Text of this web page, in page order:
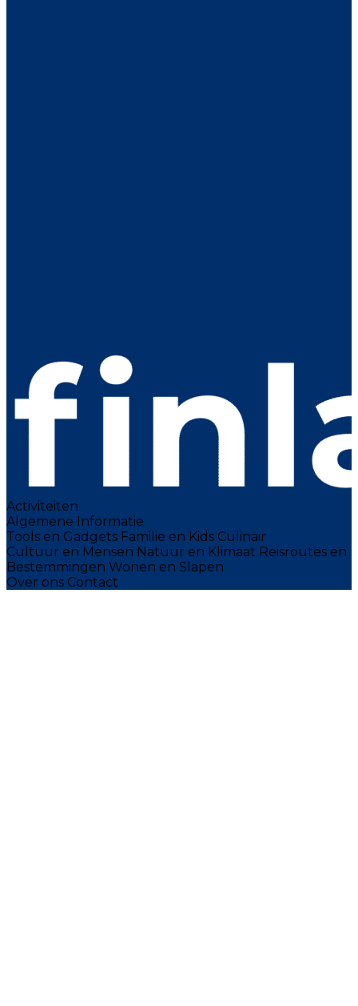
Activiteiten
Algemene Informatie
Tools en Gadgets Familie en Kids Culinair
Cultuur en Mensen Natuur en Klimaat Reisroutes en
Bestemmingen Wonen en Slapen
Over ons Contact